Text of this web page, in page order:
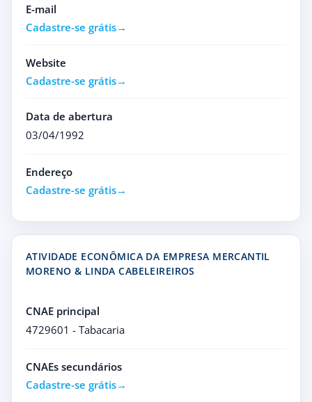
E-mail
Cadastre-se grátis
Website
Cadastre-se grátis
Data de abertura
03/04/1992
Endereço
Cadastre-se grátis
ATIVIDADE ECONÔMICA DA EMPRESA MERCANTIL
MORENO & LINDA CABELEIREIROS
CNAE principal
4729601 - Tabacaria
CNAEs secundários
Cadastre-se grátis